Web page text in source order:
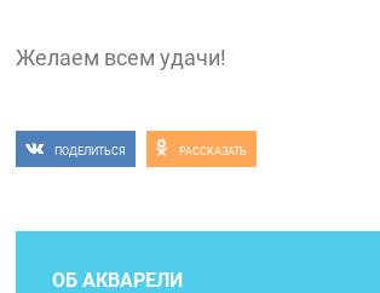
Желаем всем удачи!
ПОДЕЛИТЬСЯ РАССКАЗАТЬ
ОБ АКВАРЕЛИ